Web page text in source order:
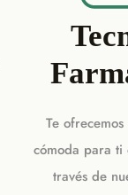
Te
cómoda para ti
través de